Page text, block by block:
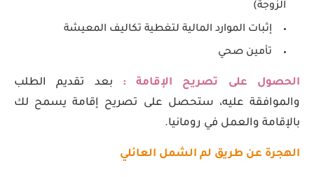
الزوجة)
إثبات الموارد المالية لتغطية تكاليف المعيشة
تأمين صحي
الحصول على تصريح الإقامة : بعد تقديم الطلب
والموافقة عليه، ستحصل على تصريح إقامة يسمح لك
بالإقامة والعمل في رومانيا.
الهجرة عن طريق لم الشمل العائلي